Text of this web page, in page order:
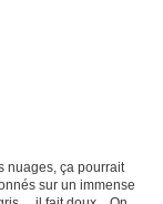
nuages, ça pourrait
sur un immense